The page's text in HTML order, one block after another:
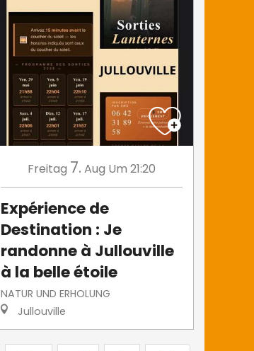
Freitag 7. Aug Um 21:20
Expérience de
Destination : Je
randonne à Jullouville
à la belle étoile
NATUR UND ERHOLUNG
Jullouville